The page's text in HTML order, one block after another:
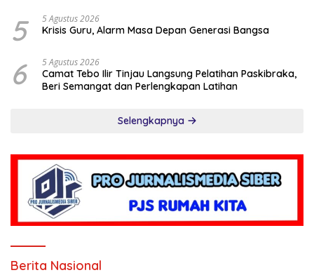
5 5 Agustus 2026
Krisis Guru, Alarm Masa Depan Generasi Bangsa
6 5 Agustus 2026
Camat Tebo Ilir Tinjau Langsung Pelatihan Paskibraka,
Beri Semangat dan Perlengkapan Latihan
Selengkapnya
Berita Nasional